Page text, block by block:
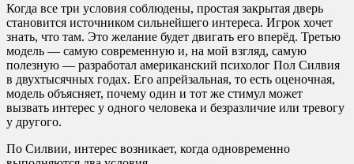
Когда все три условия соблюдены, простая закрытая дверь
становится источником сильнейшего интереса. Игрок хочет
знать, что там. Это желание будет двигать его вперёд. Третью
модель — самую современную и, на мой взгляд, самую
полезную — разработал американский психолог Пол Силвия
в двухтысячных годах. Его апрейзальная, то есть оценочная,
модель объясняет, почему один и тот же стимул может
вызвать интерес у одного человека и безразличие или тревогу
у другого.
По Силвии, интерес возникает, когда одновременно